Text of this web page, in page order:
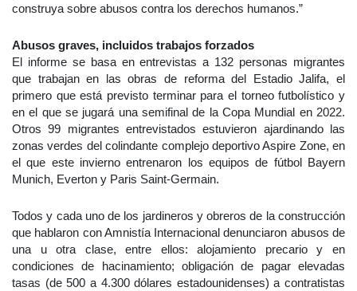
construya sobre abusos contra los derechos humanos.”
Abusos graves, incluidos trabajos forzados
El informe se basa en entrevistas a 132 personas migrantes
que trabajan en las obras de reforma del Estadio Jalifa, el
primero que está previsto terminar para el torneo futbolístico y
en el que se jugará una semifinal de la Copa Mundial en 2022.
Otros 99 migrantes entrevistados estuvieron ajardinando las
zonas verdes del colindante complejo deportivo Aspire Zone, en
el que este invierno entrenaron los equipos de fútbol Bayern
Munich, Everton y Paris Saint-Germain.
Todos y cada uno de los jardineros y obreros de la construcción
que hablaron con Amnistía Internacional denunciaron abusos de
una u otra clase, entre ellos: alojamiento precario y en
condiciones de hacinamiento; obligación de pagar elevadas
tasas (de 500 a 4.300 dólares estadounidenses) a contratistas